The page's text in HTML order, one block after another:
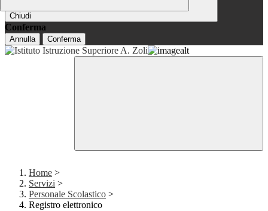
Chiudi
Conferma
Annulla Conferma
Home >
Servizi >
Personale Scolastico >
Registro elettronico